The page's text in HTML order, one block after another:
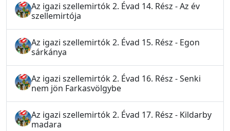
Az igazi szellemirtók 2. Évad 14. Rész - Az év
szellemirtója
Az igazi szellemirtók 2. Évad 15. Rész - Egon
sárkánya
Az igazi szellemirtók 2. Évad 16. Rész - Senki
nem jön Farkasvölgybe
Az igazi szellemirtók 2. Évad 17. Rész - Kildarby
madara